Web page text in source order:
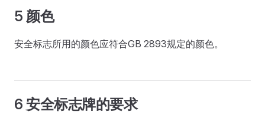
5 颜色
安全标志所用的颜色应符合GB 2893规定的颜色。
6 安全标志牌的要求